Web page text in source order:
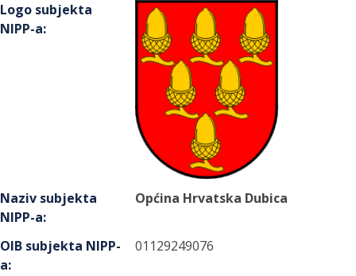
Logo subjekta
NIPP-a:
Naziv subjekta
NIPP-a:
Općina Hrvatska Dubica
OIB subjekta NIPP-
a:
01129249076